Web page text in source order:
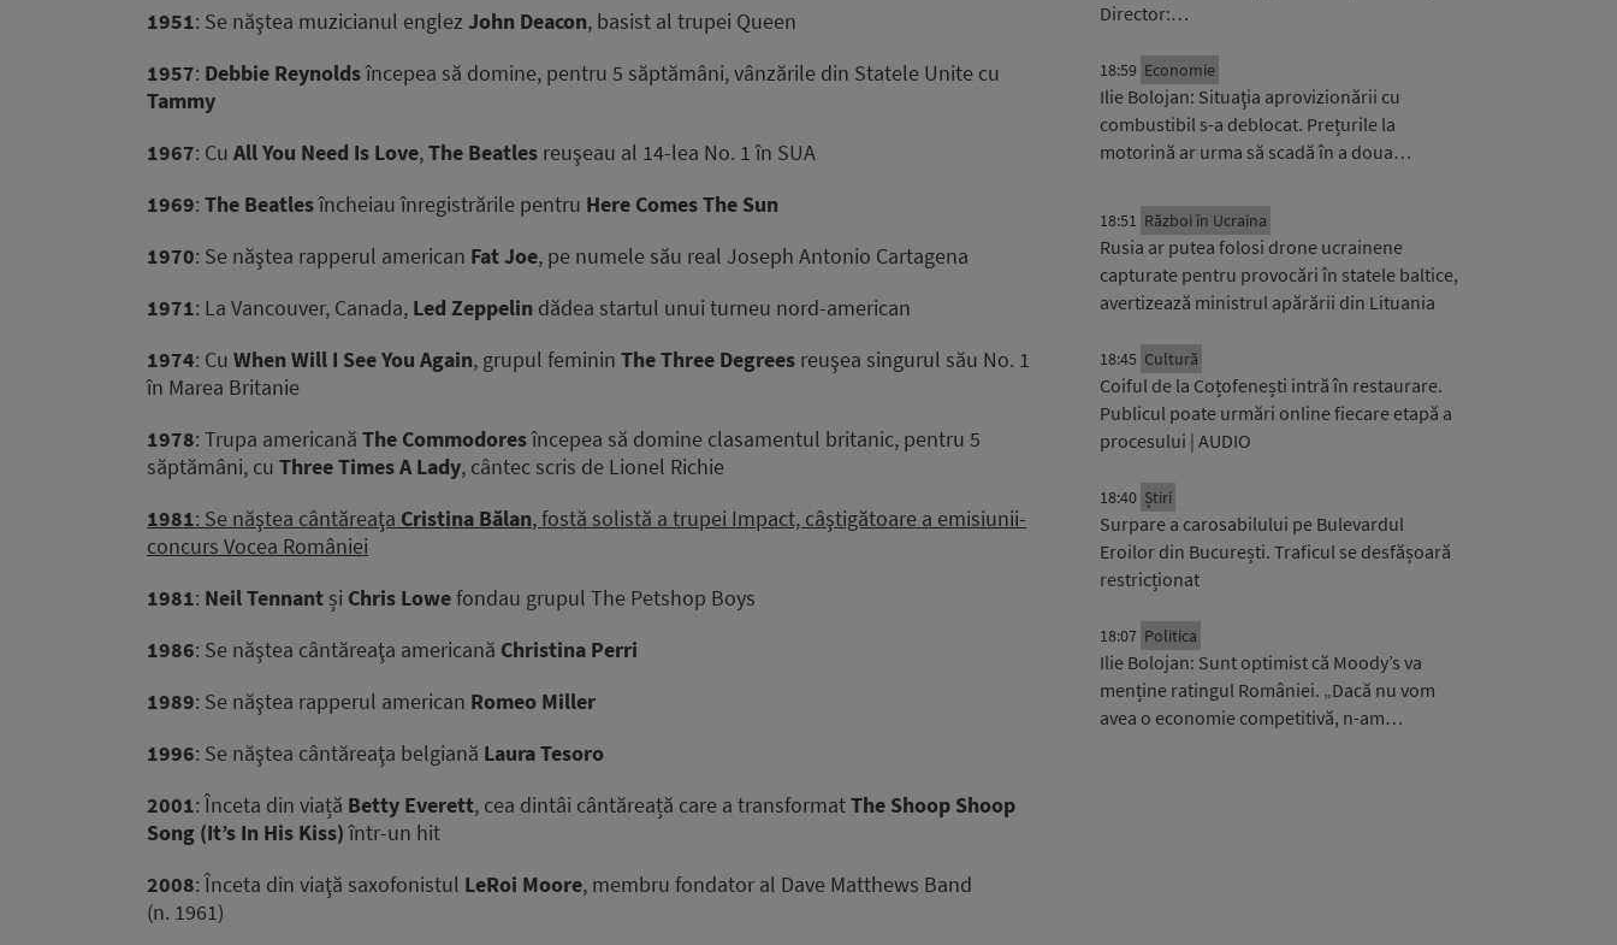
1951: Se năştea muzicianul englez John Deacon, basist al trupei Queen
1957: Debbie Reynoldsîncepea să domine, pentru 5 săptămâni, vânzările din Statele Unite cu
Tammy
1967: Cu All You Need Is Love,The Beatles reuşeau al 14-lea No. 1 în SUA
1969: The Beatlesîncheiau înregistrările pentru Here Comes The Sun
1970: Se năştea rapperul american Fat Joe, pe numele său real Joseph Antonio Cartagena
1971: La Vancouver, Canada, Led Zeppelin dădea startul unui turneu nord-american
1974: Cu When Will I See You Again, grupul feminin The Three Degrees reuşea singurul său No. 1
în Marea Britanie
1978: Trupa americană The Commodoresîncepea să domine clasamentul britanic, pentru 5
săptămâni, cu Three Times A Lady, cântec scris de Lionel Richie
1981: Se năştea cântăreaţa Cristina Bălan, fostă solistă a trupei Impact, câştigătoare a emisiunii-
concurs Vocea României
1981: Neil Tennant și Chris Lowefondau grupul The Petshop Boys
1986: Se năştea cântăreaţa americană Christina Perri
1989: Se năştea rapperul american Romeo Miller
1996: Se năştea cântăreaţa belgiană Laura Tesoro
2001: Înceta din viață Betty Everett, cea dintâi cântăreață care a transformatThe Shoop Shoop
Song (It’s In His Kiss)într-un hit
2008: Înceta din viaţă saxofonistul LeRoi Moore, membru fondator al Dave Matthews Band
(n. 1961)
Director:…
18:59 Economie
Ilie Bolojan: Situaţia aprovizionării cu
combustibil s-a deblocat. Prețurile la
motorină ar urma să scadă în a doua…
18:51 Război în Ucraina
Rusia ar putea folosi drone ucrainene
capturate pentru provocări în statele baltice,
avertizează ministrul apărării din Lituania
18:45 Cultură
Coiful de la Coțofenești intră în restaurare.
Publicul poate urmări online fiecare etapă a
procesului | AUDIO
18:40 Știri
Surpare a carosabilului pe Bulevardul
Eroilor din București. Traficul se desfășoară
restricționat
18:07 Politica
Ilie Bolojan: Sunt optimist că Moody’s va
menține ratingul României. „Dacă nu vom
avea o economie competitivă, n-am…